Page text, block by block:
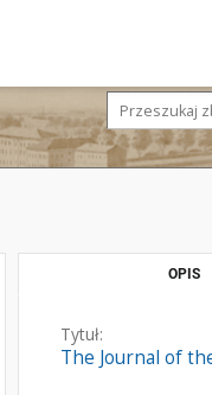
OPIS
Tytuł:
The Journal of